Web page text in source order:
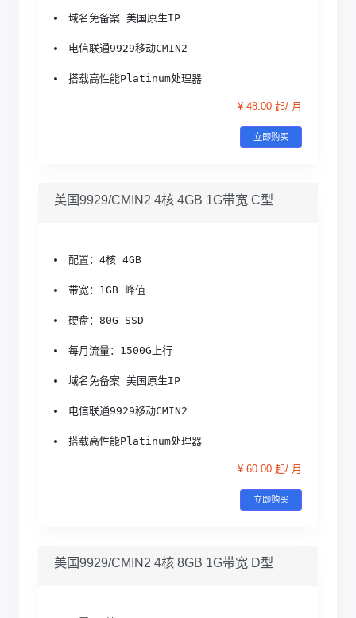
域名免备案 美国原生IP
电信联通9929移动CMIN2
搭载高性能Platinum处理器
¥ 48.00 起/ 月
立即购买
美国9929/CMIN2 4核 4GB 1G带宽 C型
配置：4核 4GB
带宽：1GB 峰值
硬盘：80G SSD
每月流量：1500G上行
域名免备案 美国原生IP
电信联通9929移动CMIN2
搭载高性能Platinum处理器
¥ 60.00 起/ 月
立即购买
美国9929/CMIN2 4核 8GB 1G带宽 D型